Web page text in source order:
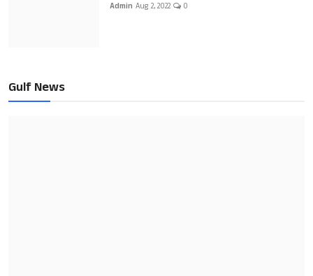
Admin Aug 2, 2022 0
Gulf News